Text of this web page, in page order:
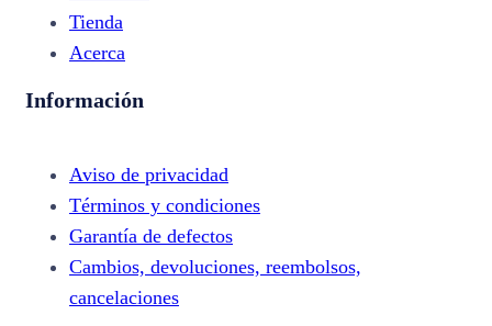
Tienda
Acerca
Información
Aviso de privacidad
Términos y condiciones
Garantía de defectos
Cambios, devoluciones, reembolsos,
cancelaciones